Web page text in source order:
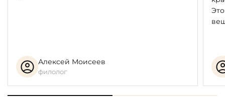
Алексей Моисеев
филолог